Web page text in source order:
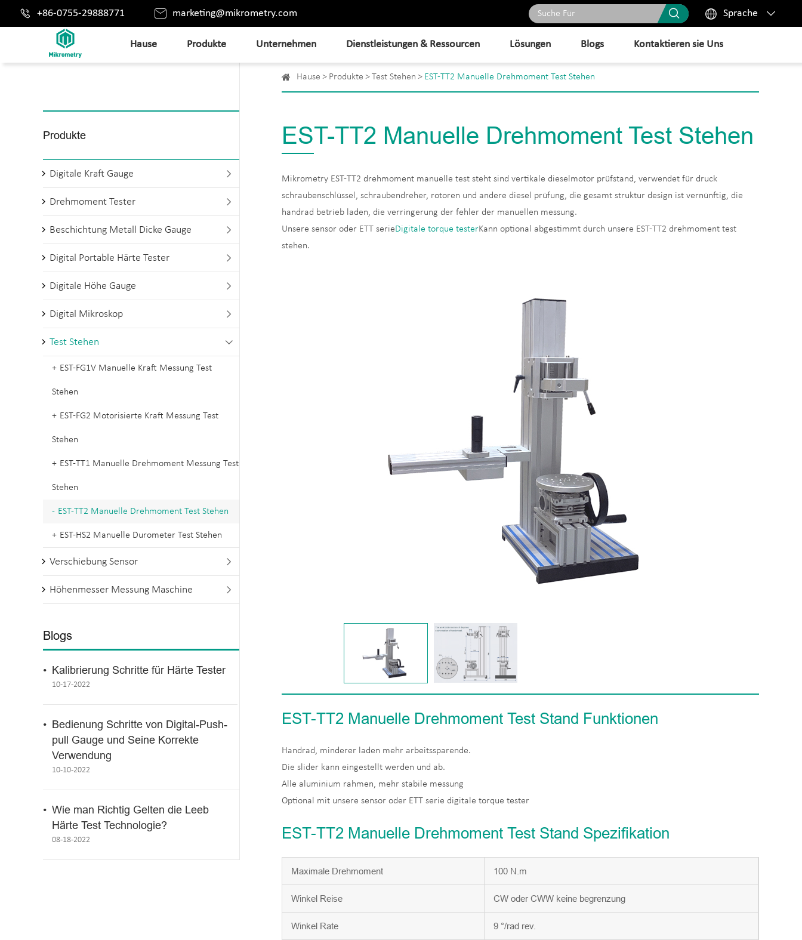
 +86-0755-29888771  marketing@mikrometry.com   Sprache 
Hause Produkte Unternehmen Dienstleistungen & Ressourcen Lösungen Blogs Kontaktieren sie Uns
Produkte
 Digitale Kraft Gauge
 Drehmoment Tester
 Beschichtung Metall Dicke Gauge
 Digital Portable Härte Tester
 Digitale Höhe Gauge
 Digital Mikroskop
 Test Stehen
EST-FG1V Manuelle Kraft Messung Test
Stehen
EST-FG2 Motorisierte Kraft Messung Test
Stehen
EST-TT1 Manuelle Drehmoment Messung Test
Stehen
EST-TT2 Manuelle Drehmoment Test Stehen
EST-HS2 Manuelle Durometer Test Stehen
 Verschiebung Sensor
 Höhenmesser Messung Maschine
Blogs
Kalibrierung Schritte für Härte Tester
10-17-2022
Bedienung Schritte von Digital-Push-
pull Gauge und Seine Korrekte
Verwendung
10-10-2022
Wie man Richtig Gelten die Leeb
Härte Test Technologie?
08-18-2022
Hause Produkte Test Stehen EST-TT2 Manuelle Drehmoment Test Stehen
EST-TT2 Manuelle Drehmoment Test Stehen
Mikrometry EST-TT2 drehmoment manuelle test steht sind vertikale dieselmotor prüfstand, verwendet für druck
schraubenschlüssel, schraubendreher, rotoren und andere diesel prüfung, die gesamt struktur design ist vernünftig, die
handrad betrieb laden, die verringerung der fehler der manuellen messung.
Unsere sensor oder ETT serieDigitale torque testerKann optional abgestimmt durch unsere EST-TT2 drehmoment test
stehen.
EST-TT2 Manuelle Drehmoment Test Stand Funktionen
Handrad, minderer laden mehr arbeitssparende.
Die slider kann eingestellt werden und ab.
Alle aluminium rahmen, mehr stabile messung
Optional mit unsere sensor oder ETT serie digitale torque tester
EST-TT2 Manuelle Drehmoment Test Stand Spezifikation
Maximale Drehmoment 100 N.m
Winkel Reise CW oder CWW keine begrenzung
Winkel Rate 9 °/rad rev.